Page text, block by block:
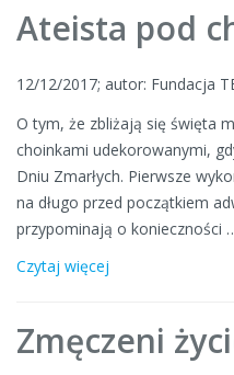
Ateista pod
12/12/2017; autor: Fundacja
O tym, że zbliżają się święta
choinkami udekorowanymi,
Dniu Zmarłych. Pierwsze
na długo przed początkiem
przypominają o konieczności
Czytaj więcej
Zmęczeni